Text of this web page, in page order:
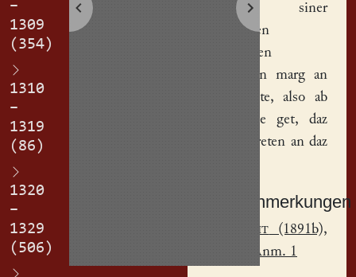
–
1309
(354)
1310
–
1319
(86)
1320
–
1329
(506)
gegeben siner
husvrowen
Katherinen
vunfzchen marg an
sime gute, also ab
eines abe get, daz
daz sol treten an daz
Sachanmerkungen
Jecht (1891b),
S. 227, Anm. 1